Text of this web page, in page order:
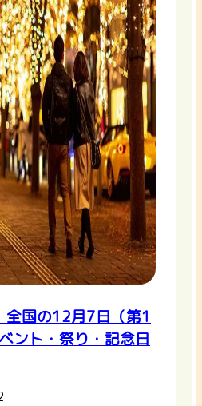
全国の12月7日（第1
ント・祭り・記念日